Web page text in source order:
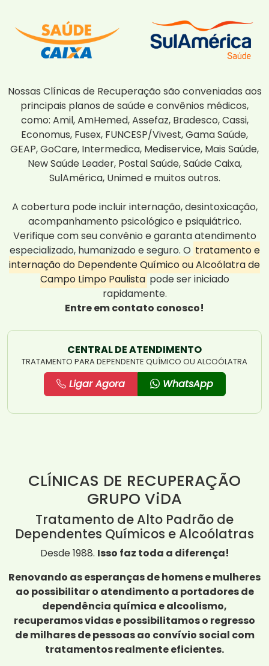
Nossas Clínicas de Recuperação são conveniadas aos
principais planos de saúde e convênios médicos,
como: Amil, AmHemed, Assefaz, Bradesco, Cassi,
Economus, Fusex, FUNCESP/Vivest, Gama Saúde,
GEAP, GoCare, Intermedica, Mediservice, Mais Saúde,
New Saúde Leader, Postal Saúde, Saúde Caixa,
SulAmérica, Unimed e muitos outros.
A cobertura pode incluir internação, desintoxicação,
acompanhamento psicológico e psiquiátrico.
Verifique com seu convênio e garanta atendimento
especializado, humanizado e seguro. O tratamento e
internação do Dependente Químico ou Alcoólatra de
Campo Limpo Paulista pode ser iniciado
rapidamente.
Entre em contato conosco!
CENTRAL DE ATENDIMENTO
TRATAMENTO PARA DEPENDENTE QUÍMICO OU ALCOÓLATRA
Ligar Agora WhatsApp
CLÍNICAS DE RECUPERAÇÃO
GRUPO ViDA
Tratamento de Alto Padrão de
Dependentes Químicos e Alcoólatras
Desde 1988. Isso faz toda a diferença!
Renovando as esperanças de homens e mulheres
ao possibilitar o atendimento a portadores de
dependência química e alcoolismo,
recuperamos vidas e possibilitamos o regresso
de milhares de pessoas ao convívio social com
tratamentos realmente eficientes.